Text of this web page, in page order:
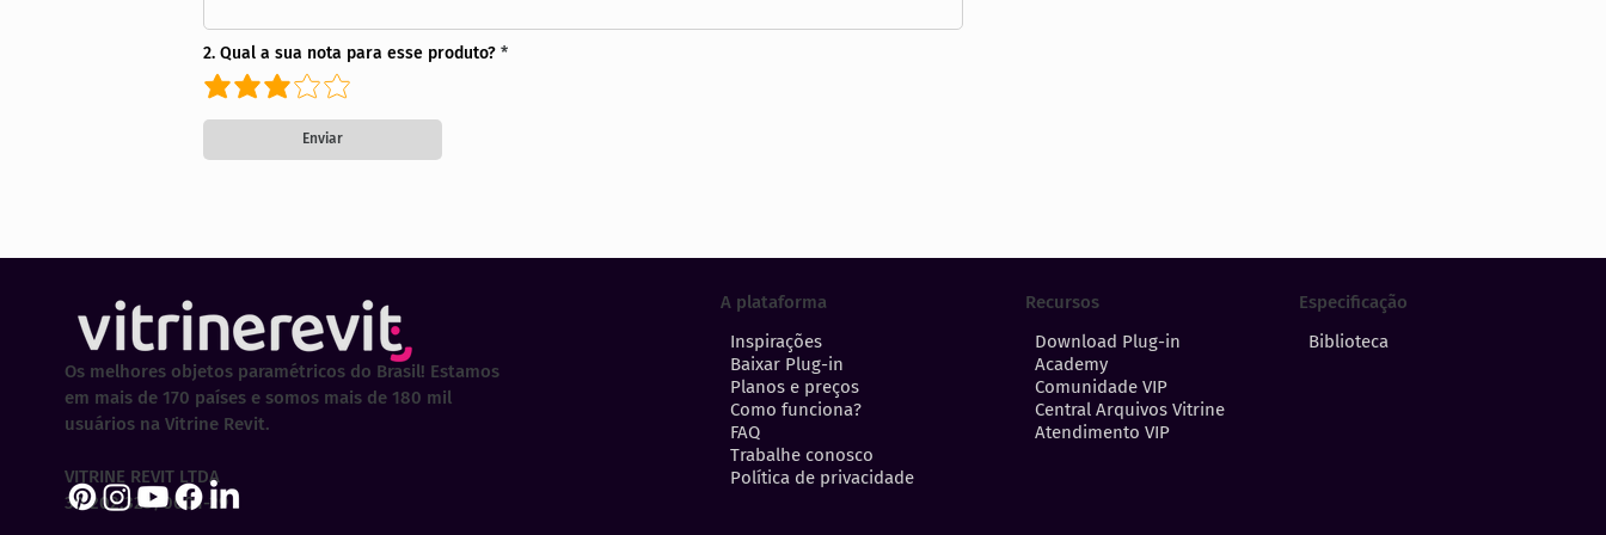
2. Qual a sua nota para esse produto?
Enviar
A plataforma
Inspirações
Baixar Plug-in
Planos e preços
Como funciona?
FAQ
Trabalhe conosco
Política de privacidade
Recursos
Download Plug-in
Academy
Comunidade VIP
Central Arquivos Vitrine
Atendimento VIP
Especificação
Biblioteca
Os melhores objetos paramétricos do Brasil! Estamos
em mais de 170 países e somos mais de 180 mil
usuários na Vitrine Revit.
VITRINE REVIT LTDA
30.202.323/0001-29